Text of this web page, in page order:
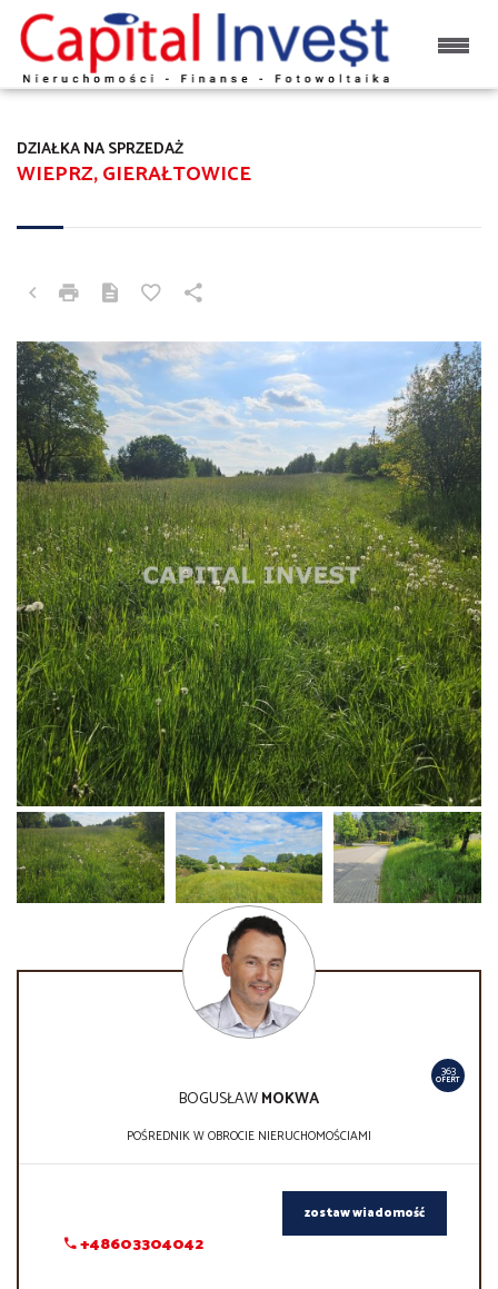
WIEPRZ, GIERAŁTOWICE
DZIAŁKA NA SPRZEDAŻ
363
OFERT
BOGUSŁAWMOKWA
POŚREDNIK W OBROCIE NIERUCHOMOŚCIAMI
+48603304042
zostaw wiadomość